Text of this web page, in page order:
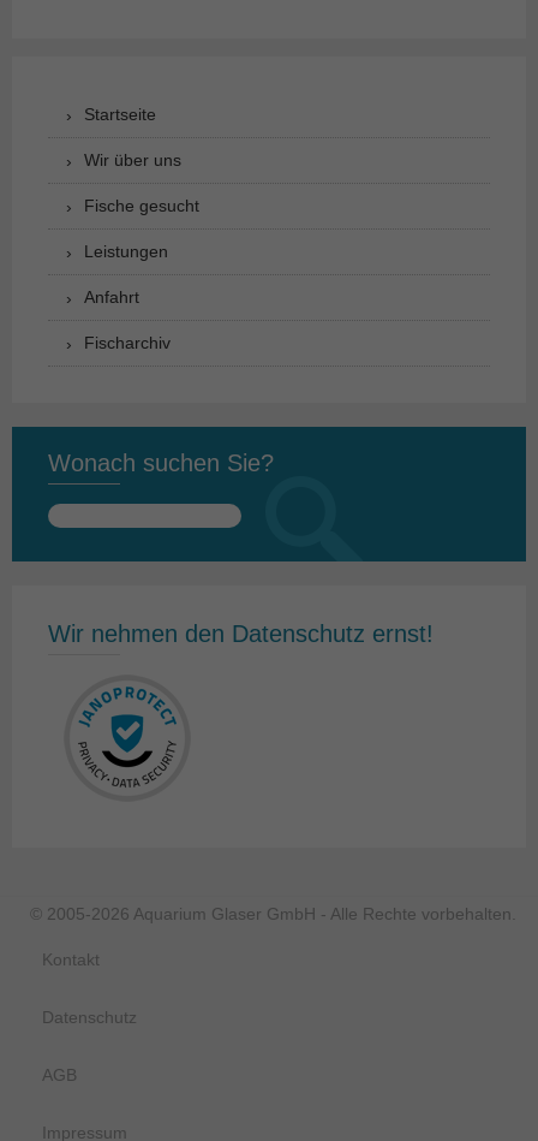
Startseite
Wir über uns
Fische gesucht
Leistungen
Anfahrt
Fischarchiv
Wonach suchen Sie?
Suchen
Wir nehmen den Datenschutz ernst!
© 2005-2026 Aquarium Glaser GmbH - Alle Rechte vorbehalten.
Kontakt
Datenschutz
AGB
Impressum